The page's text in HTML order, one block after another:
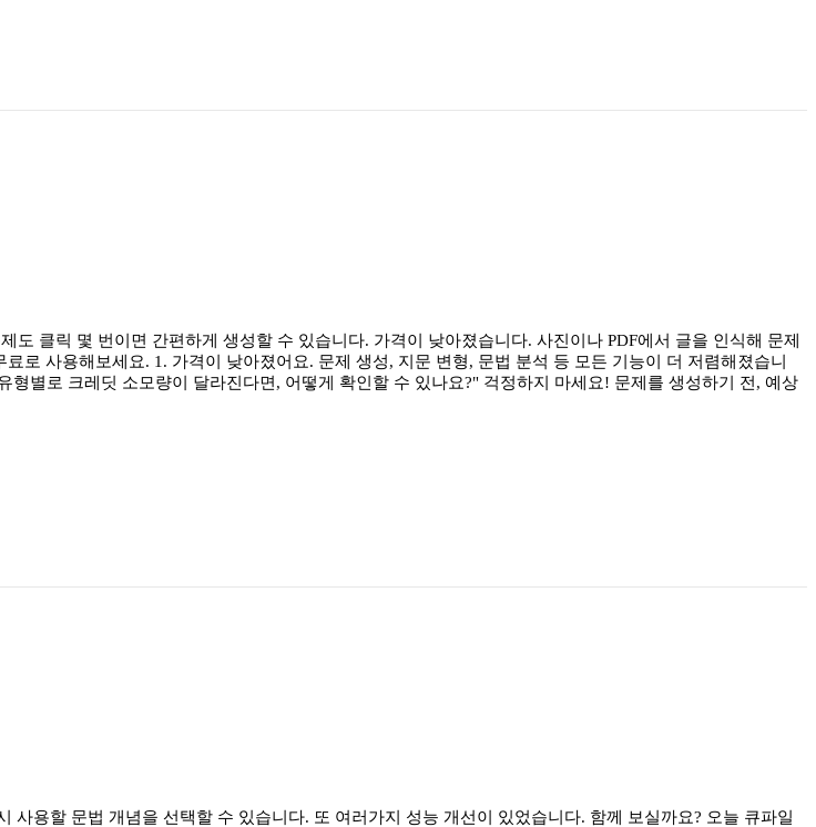
클릭 몇 번이면 간편하게 생성할 수 있습니다. 가격이 낮아졌습니다. 사진이나 PDF에서 글을 인식해 문제
로 사용해보세요. 1. 가격이 낮아졌어요. 문제 생성, 지문 변형, 문법 분석 등 모든 기능이 더 저렴해졌습니
별로 크레딧 소모량이 달라진다면, 어떻게 확인할 수 있나요?" 걱정하지 마세요! 문제를 생성하기 전, 예상
용할 문법 개념을 선택할 수 있습니다. 또 여러가지 성능 개선이 있었습니다. 함께 보실까요? 오늘 큐파일